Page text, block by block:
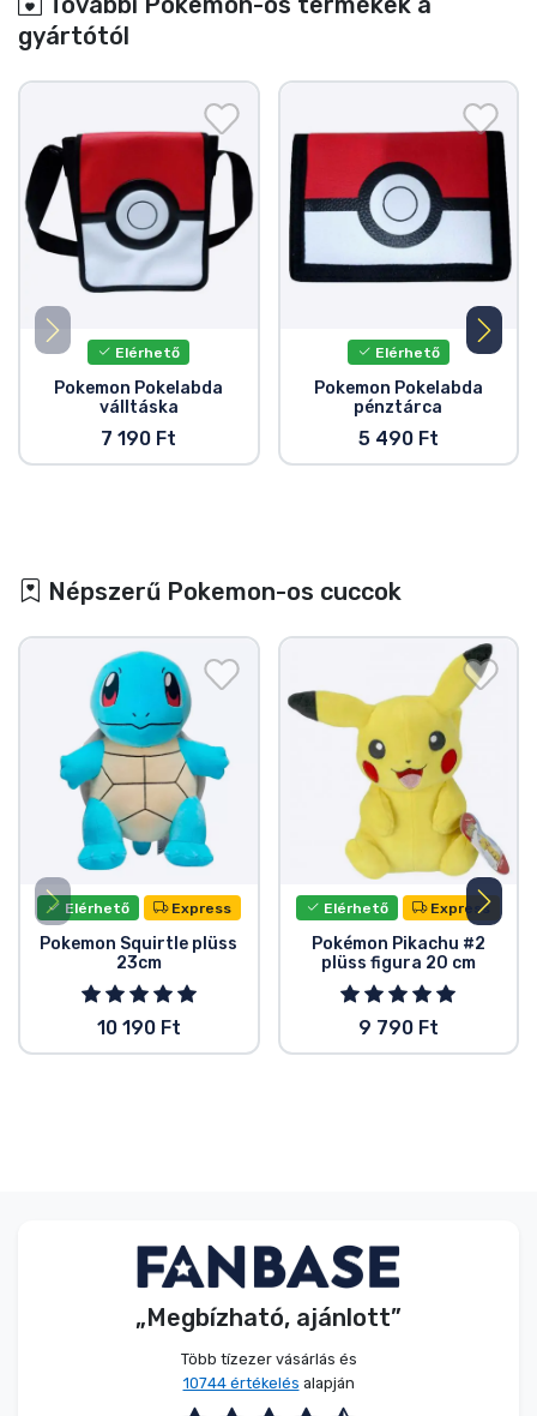
gyártótól
Elérhető
Pokemon Pokelabda
válltáska
7 190 Ft
Elérhető
Pokemon Pokelabda
pénztárca
5 490 Ft
Népszerű Pokemon-os cuccok
Elérhető Express
Pokemon Squirtle plüss
23cm
10 190 Ft
Elérhető Express
Pokémon Pikachu #2
plüss figura 20 cm
9 790 Ft
„Megbízható, ajánlott”
Több tízezer vásárlás és
10744 értékelés alapján